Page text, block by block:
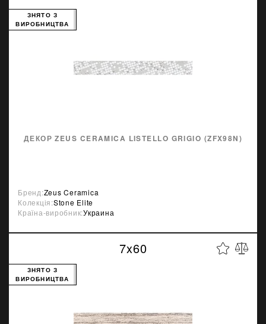
ДЕКОР ZEUS CERAMICA LISTELLO GRIGIO (ZFX98N)
ЗНЯТО З
ВИРОБНИЦТВА
Бренд:Zeus Ceramica
Колекція:Stone Elite
Країна-виробник:Украина
7x60
ЗНЯТО З
ВИРОБНИЦТВА